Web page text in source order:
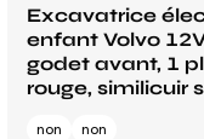
Excavatrice
enfant Volvo
godet avant, 1
rouge, similicuir
non non